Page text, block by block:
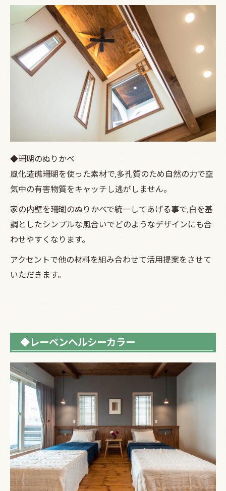
◆珊瑚のぬりかべ
風化造礁珊瑚を使った素材で,多孔質のため自然の力で空
気中の有害物質をキャッチし逃がしません。
家の内壁を珊瑚のぬりかべで統一してあげる事で,白を基
調としたシンプルな風合いでどのようなデザインにも合
わせやすくなります。
アクセントで他の材料を組み合わせて活用提案をさせて
いただきます。
◆レーベンヘルシーカラー